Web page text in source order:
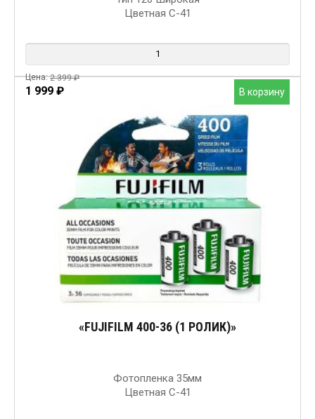
Цветная C-41
Цена: 2 399₽
Первоначальная цена составляла 2 399 ₽.
1 999 ₽Текущая цена: 1 999 ₽. В корзину
«FUJIFILM 400-36 (1 РОЛИК)»
Фотопленка 35мм
Цветная C-41